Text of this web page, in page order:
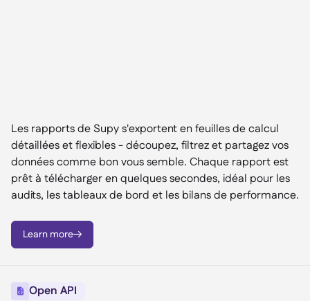
Les rapports de Supy s'exportent en feuilles de calcul
détaillées et flexibles - découpez, filtrez et partagez vos
données comme bon vous semble. Chaque rapport est
prêt à télécharger en quelques secondes, idéal pour les
audits, les tableaux de bord et les bilans de performance.
Learn more
 Open API